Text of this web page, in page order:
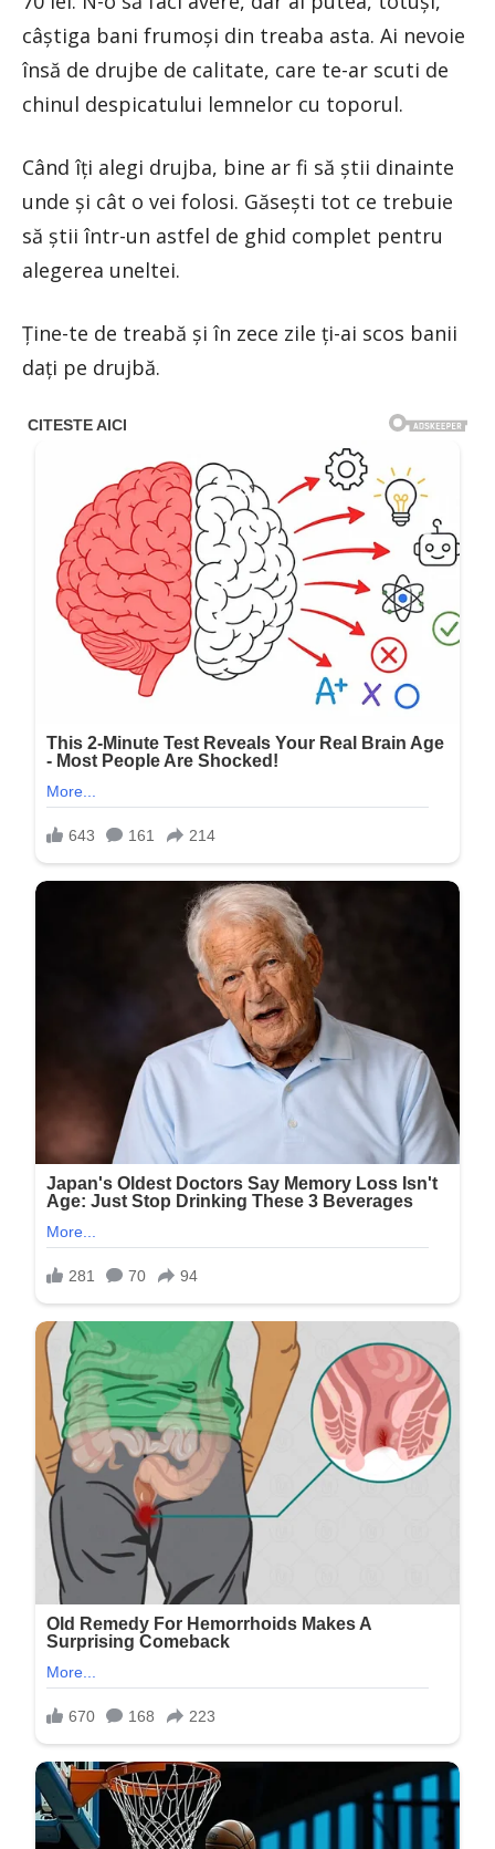
câștiga bani frumoși din treaba asta. Ai nevoie
însă de drujbe de calitate, care te-ar scuti de
chinul despicatului lemnelor cu toporul.
Când îți alegi drujba, bine ar fi să știi dinainte
unde și cât o vei folosi. Găsești tot ce trebuie
să știi într-un astfel de ghid complet pentru
alegerea uneltei.
Ține-te de treabă și în zece zile ți-ai scos banii
dați pe drujbă.